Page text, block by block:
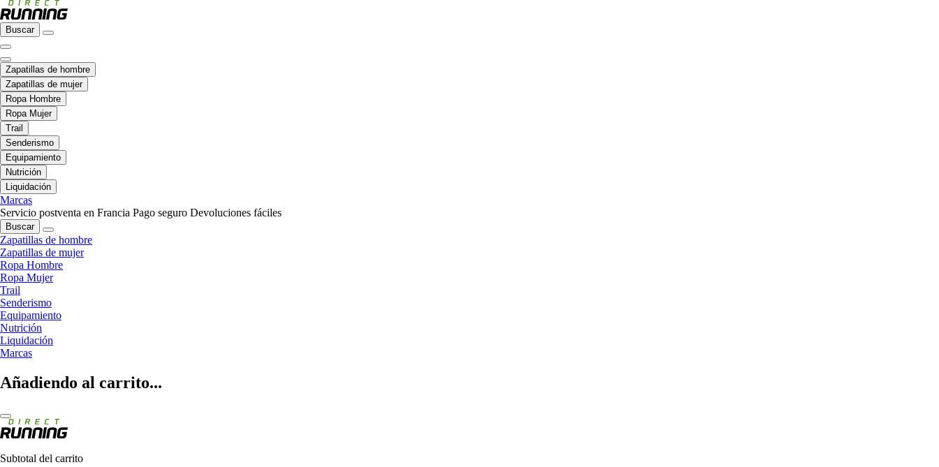
Buscar
Zapatillas de hombre
Zapatillas de mujer
Ropa Hombre
Ropa Mujer
Trail
Senderismo
Equipamiento
Nutrición
Liquidación
Marcas
Servicio postventa en Francia Pago seguro Devoluciones fáciles
Buscar
Zapatillas de hombre
Zapatillas de mujer
Ropa Hombre
Ropa Mujer
Trail
Senderismo
Equipamiento
Nutrición
Liquidación
Marcas
Añadiendo al carrito...
Subtotal del carrito